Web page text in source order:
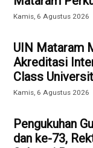
Kamis, 6 Agustus 2026
UIN Mataram
Akreditasi
Class
Kamis, 6 Agustus 2026
Pengukuhan
dan ke-73,